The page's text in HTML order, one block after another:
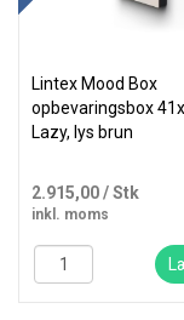
Lintex Mood Box
opbevaringsbox
Lazy, lys brun
2.915,00/ Stk
inkl. moms